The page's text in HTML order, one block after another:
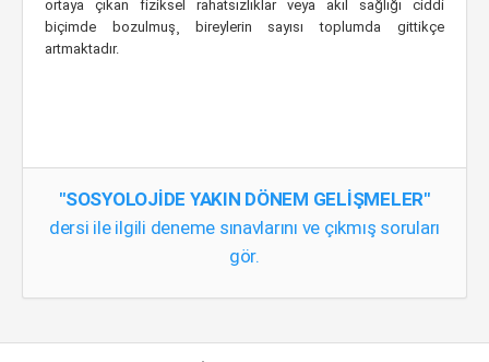
ortaya çıkan fiziksel rahatsızlıklar veya akıl sağlığı ciddi
biçimde bozulmuş¸ bireylerin sayısı toplumda gittikçe
artmaktadır.
"SOSYOLOJİDE YAKIN DÖNEM GELİŞMELER"
dersi ile ilgili deneme sınavlarını ve çıkmış soruları
gör.